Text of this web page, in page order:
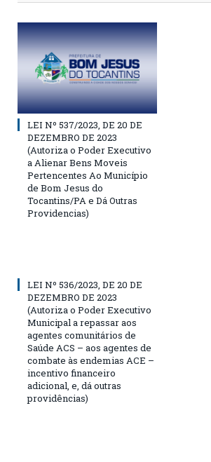
LEI Nº 537/2023, DE 20 DE
DEZEMBRO DE 2023
(Autoriza o Poder Executivo
a Alienar Bens Moveis
Pertencentes Ao Município
de Bom Jesus do
Tocantins/PA e Dá Outras
Providencias)
LEI Nº 536/2023, DE 20 DE
DEZEMBRO DE 2023
(Autoriza o Poder Executivo
Municipal a repassar aos
agentes comunitários de
Saúde ACS – aos agentes de
combate às endemias ACE –
incentivo financeiro
adicional, e, dá outras
providências)